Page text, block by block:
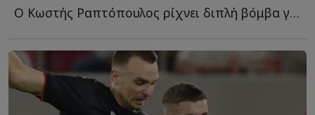
Ο Κωστής Ραπτόπουλος ρίχνει διπλή βόμβα για τον Φώτη Ι...